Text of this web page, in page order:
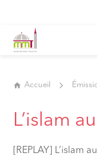
Accueil
L’islam
[REPLAY] L’islam